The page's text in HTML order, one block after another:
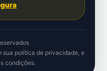
sua política de privacidade, e
condições.